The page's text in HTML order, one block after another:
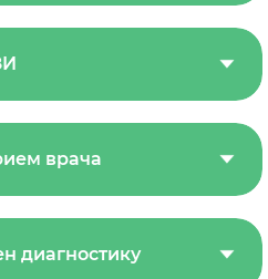
врача
диагностику